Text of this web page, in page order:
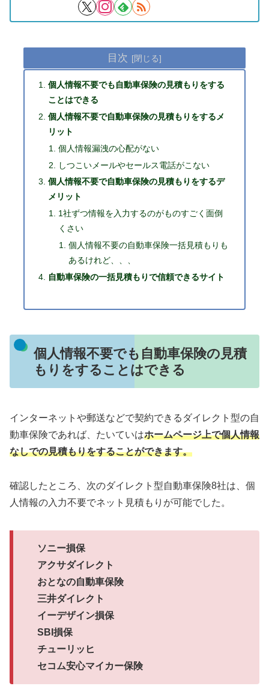
目次
個人情報不要でも自動車保険の見積もりをする
ことはできる
個人情報不要で自動車保険の見積もりをするメ
リット
個人情報漏洩の心配がない
しつこいメールやセールス電話がこない
個人情報不要で自動車保険の見積もりをするデ
メリット
1社ずつ情報を入力するのがものすごく面倒
くさい
個人情報不要の自動車保険一括見積もりも
あるけれど、、、
自動車保険の一括見積もりで信頼できるサイト
個人情報不要でも自動車保険の見積
もりをすることはできる
インターネットや郵送などで契約できるダイレクト型の自
動車保険であれば、たいていはホームページ上で個人情報
なしでの見積もりをすることができます。
確認したところ、次のダイレクト型自動車保険8社は、個
人情報の入力不要でネット見積もりが可能でした。
ソニー損保
アクサダイレクト
おとなの自動車保険
三井ダイレクト
イーデザイン損保
SBI損保
チューリッヒ
セコム安心マイカー保険